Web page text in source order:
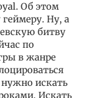
Об этом
Ну, а
битву
по
в жанре
нужно искать
Искать